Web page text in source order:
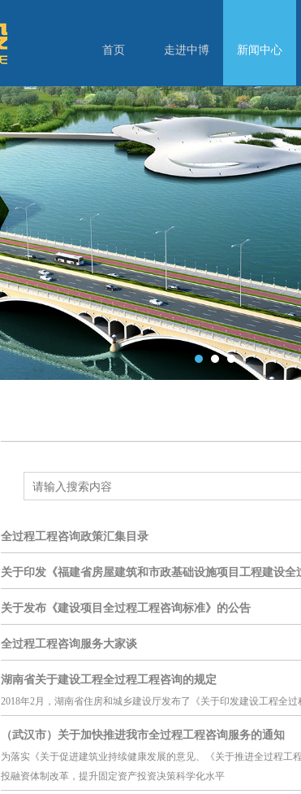
首页 走进中博 新闻中心
全过程工程咨询政策汇集目录
关于印发《福建省房屋建筑和市政基础设施项目工程建设
关于发布《建设项目全过程工程咨询标准》的公告
全过程工程咨询服务大家谈
湖南省关于建设工程全过程工程咨询的规定
2018年2月，湖南省住房和城乡建设厅发布了《关于印发建设工程全
（武汉市）关于加快推进我市全过程工程咨询服务的通知
为落实《关于促进建筑业持续健康发展的意见、《关于推进全过程
投融资体制改革，提升固定资产投资决策科学化水平